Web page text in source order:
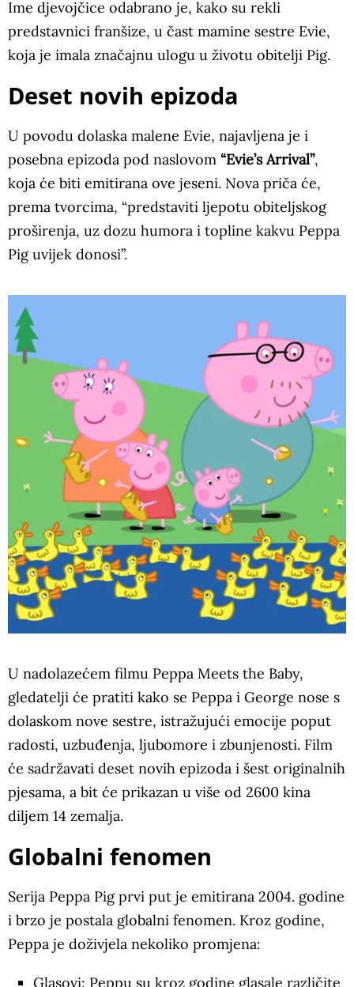
Ime djevojčice odabrano je, kako su rekli
predstavnici franšize, u čast mamine sestre Evie,
koja je imala značajnu ulogu u životu obitelji Pig.
Deset novih epizoda
U povodu dolaska malene Evie, najavljena je i
posebna epizoda pod naslovom “Evie’s Arrival”,
koja će biti emitirana ove jeseni. Nova priča će,
prema tvorcima, “predstaviti ljepotu obiteljskog
proširenja, uz dozu humora i topline kakvu Peppa
Pig uvijek donosi”.
U nadolazećem filmu Peppa Meets the Baby,
gledatelji će pratiti kako se Peppa i George nose s
dolaskom nove sestre, istražujući emocije poput
radosti, uzbuđenja, ljubomore i zbunjenosti. Film
će sadržavati deset novih epizoda i šest originalnih
pjesama, a bit će prikazan u više od 2600 kina
diljem 14 zemalja.
Globalni fenomen
Serija Peppa Pig prvi put je emitirana 2004. godine
i brzo je postala globalni fenomen. Kroz godine,
Peppa je doživjela nekoliko promjena:
Glasovi: Peppu su kroz godine glasale različite